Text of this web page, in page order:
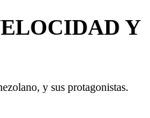
Y
y sus protagonistas.